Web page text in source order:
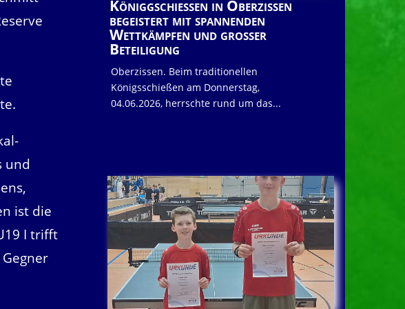
und
ist die
I trifft
Königgschießen in Oberzissen
begeistert mit spannenden
Wettkämpfen und großer
Beteiligung
Oberzissen. Beim traditionellen
Königsschießen am Donnerstag,
04.06.2026, herrschte rund um das...